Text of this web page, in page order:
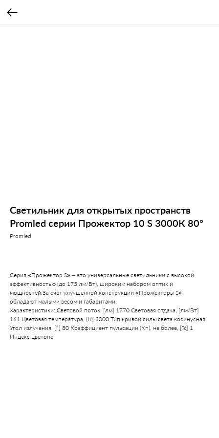
Светильник для открытых пространств
Promled серии Прожектор 10 S 3000К 80°
Promled
Серия «Прожектор S» – это универсальные светильники c высокой
эффективностью (до 173 лм/Вт), широким набором оптик и
мощностей.За счёт улучшенной конструкции «Прожекторы S»
обладают малыми весом и габаритами.
Характеристики: Световой поток, [лм] 1770 Световая отдача, [лм/Вт]
161 Цветовая температура, [К] 3000 Тип кривой силы света косинусная
Угол излучения, [°] 80 Коэффициент пульсации (Кп), не более, [%] 1
Индекс цветопе